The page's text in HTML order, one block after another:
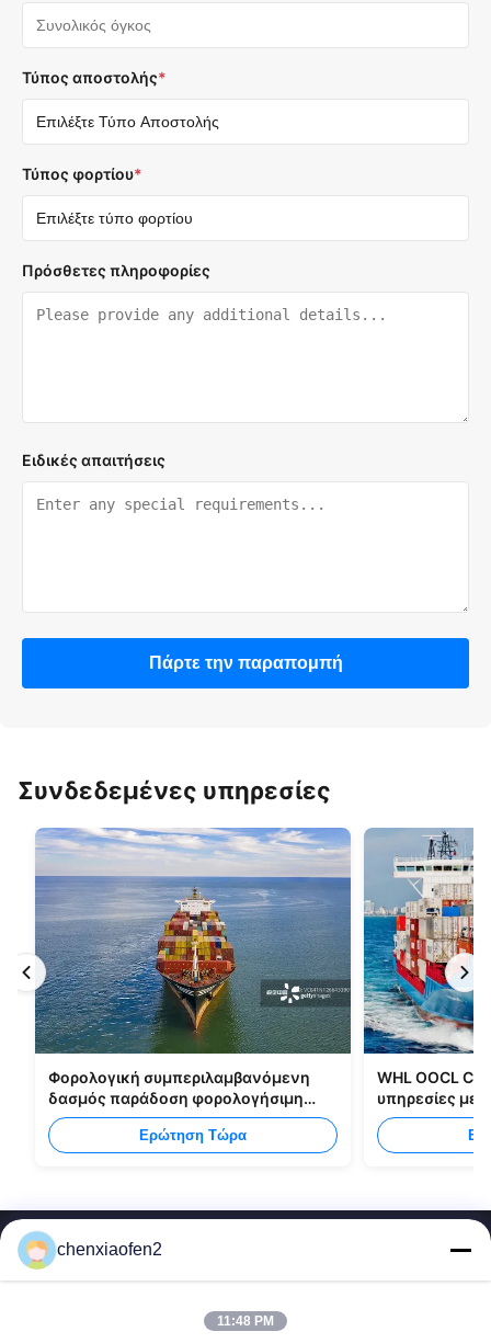
Τύπος αποστολής*
Τύπος φορτίου*
Πρόσθετες πληροφορίες
Ειδικές απαιτήσεις
Πάρτε την παραπομπή
Συνδεδεμένες υπηρεσίες
Φορολογική συμπεριλαμβανόμενη
δασμός παράδοση φορολογήσιμη
στέλνοντας όλους τους τύπους
συσκευασιώνΕρώτηση Τώρα
WHL OOCL
υπηρεσίες
από την Κίνα
chenxiaofen2
11:48 PM